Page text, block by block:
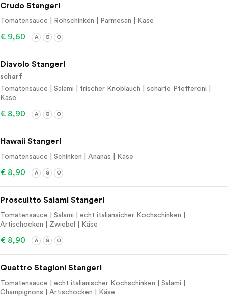
Crudo Stangerl
Tomatensauce | Rohschinken | Parmesan | Käse
€ 9,60 A G O
Diavolo Stangerl
scharf
Tomatensauce | Salami | frischer Knoblauch | scharfe Pfefferoni |
Käse
€ 8,90 A G O
Hawaii Stangerl
Tomatensauce | Schinken | Ananas | Käse
€ 8,90 A G O
Proscuitto Salami Stangerl
Tomatensauce | Salami | echt italiansicher Kochschinken |
Artischocken | Zwiebel | Käse
€ 8,90 A G O
Quattro Stagioni Stangerl
Tomatensauce | echt italianischer Kochschinken | Salami |
Champignons | Artischocken | Käse